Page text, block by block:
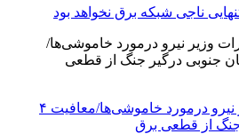
ناجی شبکه برق نخواهد بود
آخرین اظهارات وزیر نیرو درمورد خاموشی‌ها/معافیت ۴
جنگ از قطعی برق